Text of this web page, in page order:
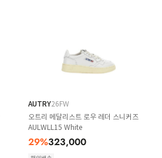
AUTRY26FW
오트리 메달리스트 로우 레더 스니커즈
AULWLL15 White
29%323,000